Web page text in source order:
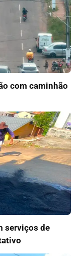
com caminhão
serviços de